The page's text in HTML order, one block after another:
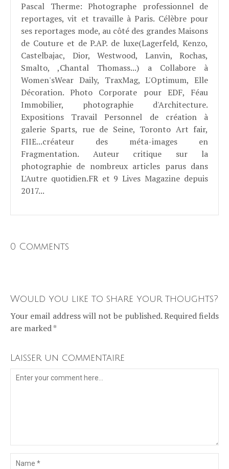
Pascal Therme: Photographe professionnel de
reportages, vit et travaille à Paris. Célèbre pour
ses reportages mode, au côté des grandes Maisons
de Couture et de P.AP. de luxe(Lagerfeld, Kenzo,
Castelbajac, Dior, Westwood, Lanvin, Rochas,
Smalto, ,Chantal Thomass...) a Collabore à
Women'sWear Daily, TraxMag, L'Optimum, Elle
Décoration. Photo Corporate pour EDF, Féau
Immobilier, photographie d'Architecture.
Expositions Travail Personnel de création à
galerie Sparts, rue de Seine, Toronto Art fair,
FIIE...créateur des méta-images en
Fragmentation. Auteur critique sur la
photographie de nombreux articles parus dans
L'Autre quotidien.FR et 9 Lives Magazine depuis
2017...
0 Comments
Would you like to share your thoughts?
Your email address will not be published. Required fields
are marked *
Laisser un commentaire